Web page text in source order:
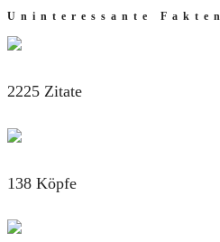
Uninteressante Fakten
2225 Zitate
138 Köpfe